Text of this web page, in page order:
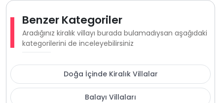
Benzer Kategoriler
Aradığınız kiralık villayı burada bulamadıysan aşağıdaki
kategorilerini de inceleyebilirsiniz
Doğa İçinde Kiralık Villalar
Balayı Villaları